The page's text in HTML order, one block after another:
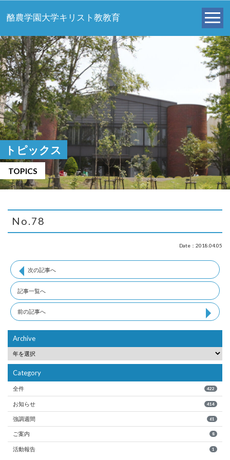
酪農学園大学キリスト教教育
トピックス
TOPICS
No.78
Date：2018.04.05
次の記事へ
記事一覧へ
前の記事へ
Archive
Category
全件 422
お知らせ 414
強調週間 61
ご案内 8
活動報告 1